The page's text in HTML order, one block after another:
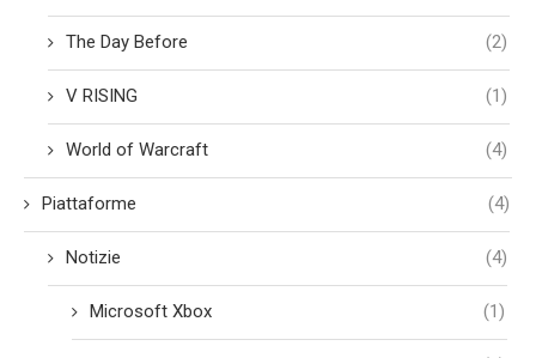
The Day Before (2)
V RISING (1)
World of Warcraft (4)
Piattaforme (4)
Notizie (4)
Microsoft Xbox (1)